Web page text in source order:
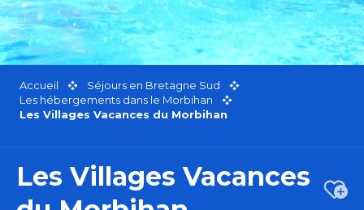
Accueil
Séjours en Bretagne Sud
Les hébergements dans le Morbihan
Les Villages Vacances du Morbihan
Les Villages Vacances